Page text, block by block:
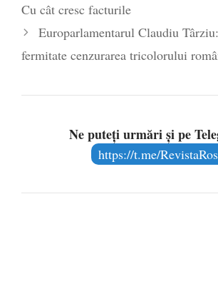
Cu cât cresc facturile
Europarlamentarul Claudiu
fermitate cenzurarea tricolorului
Ne puteți urmări și pe
https://t.me/